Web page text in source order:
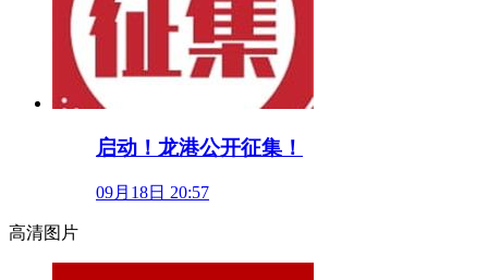
启动！龙港公开征集！
09月18日 20:57
高清图片